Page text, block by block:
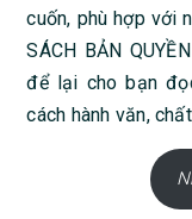
cuốn, phù hợp với
SÁCH BẢN
để lại cho bạn
cách hành văn,